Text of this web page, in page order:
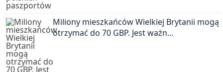
Miliony mieszkańców Wielkiej Brytanii mogą
otrzymać do 70 GBP. Jest ważn…